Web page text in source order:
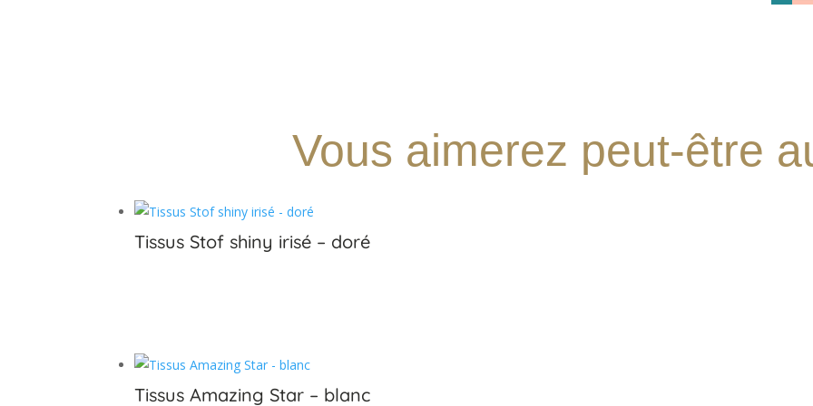
Vous aimerez peut-être
Tissus Stof shiny irisé – doré
Tissus Amazing Star – blanc